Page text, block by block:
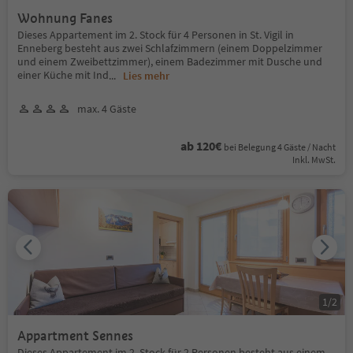
Wohnung Fanes
Dieses Appartement im 2. Stock für 4 Personen in St. Vigil in
Enneberg besteht aus zwei Schlafzimmern (einem Doppelzimmer
und einem Zweibettzimmer), einem Badezimmer mit Dusche und
einer Küche mit Ind... Lies mehr
max. 4 Gäste
ab 120€ bei Belegung 4 Gäste / Nacht
Inkl. MwSt.
Appartment Sennes
1 /2